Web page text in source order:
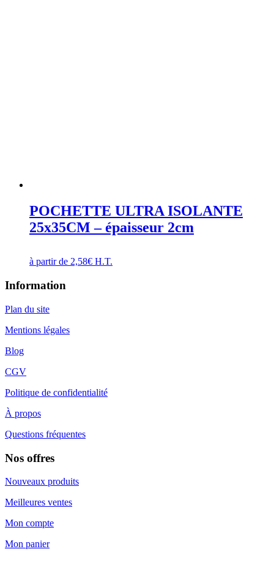
POCHETTE ULTRA ISOLANTE
25x35CM – épaisseur 2cm
à partir de 2,58€ H.T.
Information
Plan du site
Mentions légales
Blog
CGV
Politique de confidentialité
À propos
Questions fréquentes
Nos offres
Nouveaux produits
Meilleures ventes
Mon compte
Mon panier